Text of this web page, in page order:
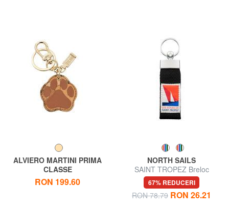
ALVIERO MARTINI PRIMA
CLASSE
GEO CLASSIC Breloc cu
farmec labei
RON 199.60
NORTH SAILS
SAINT TROPEZ Breloc
67% REDUCERI
RON 78.79 RON 26.21